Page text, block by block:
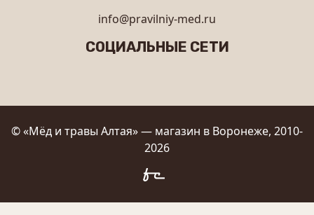
info@pravilniy-med.ru
СОЦИАЛЬНЫЕ СЕТИ
© «Мёд и травы Алтая» — магазин в Воронеже, 2010-
2026